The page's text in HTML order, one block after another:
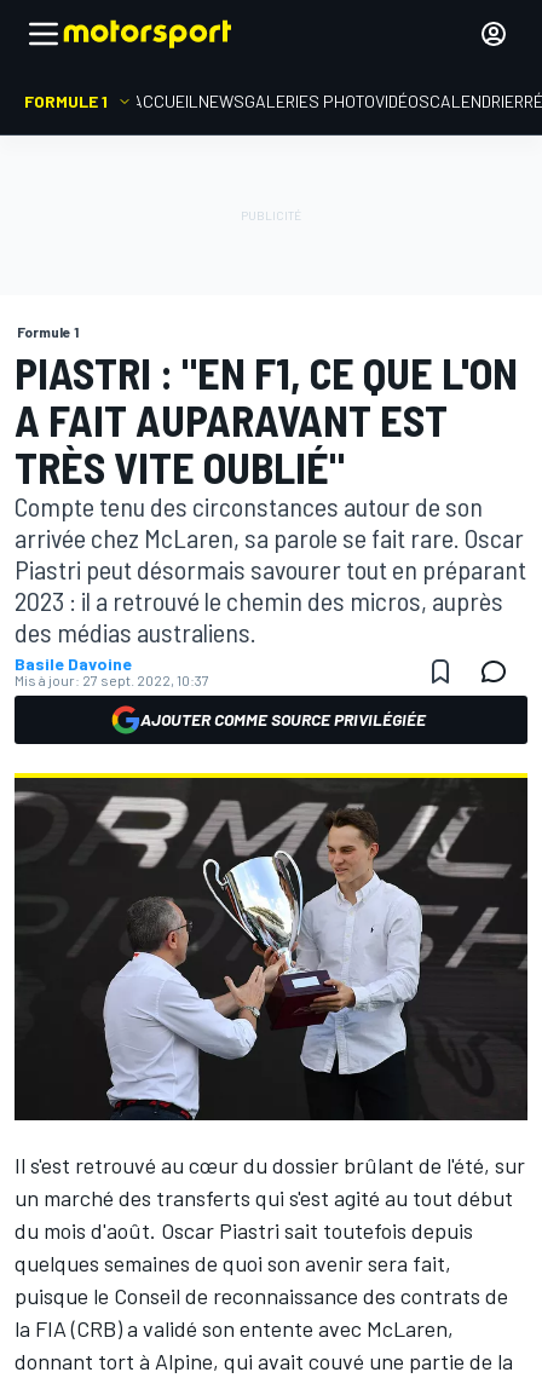
FORMULE 1 ACCUEIL NEWSGALERIES PHOTOVIDÉOSCALENDRIER
Formule 1
PIASTRI : "EN F1, CE QUE L'ON
A FAIT AUPARAVANT EST
TRÈS VITE OUBLIÉ"
Compte tenu des circonstances autour de son
arrivée chez McLaren, sa parole se fait rare. Oscar
Piastri peut désormais savourer tout en préparant
2023 : il a retrouvé le chemin des micros, auprès
des médias australiens.
Basile Davoine
Mis à jour: 27 sept. 2022, 10:37
AJOUTER COMME SOURCE PRIVILÉGIÉE
Il s'est retrouvé au cœur du dossier brûlant de l'été, sur
un marché des transferts qui s'est agité au tout début
du mois d'août. Oscar Piastri sait toutefois depuis
quelques semaines de quoi son avenir sera fait,
puisque le Conseil de reconnaissance des contrats de
la FIA (CRB) a validé son entente avec McLaren,
donnant tort à Alpine, qui avait couvé une partie de la